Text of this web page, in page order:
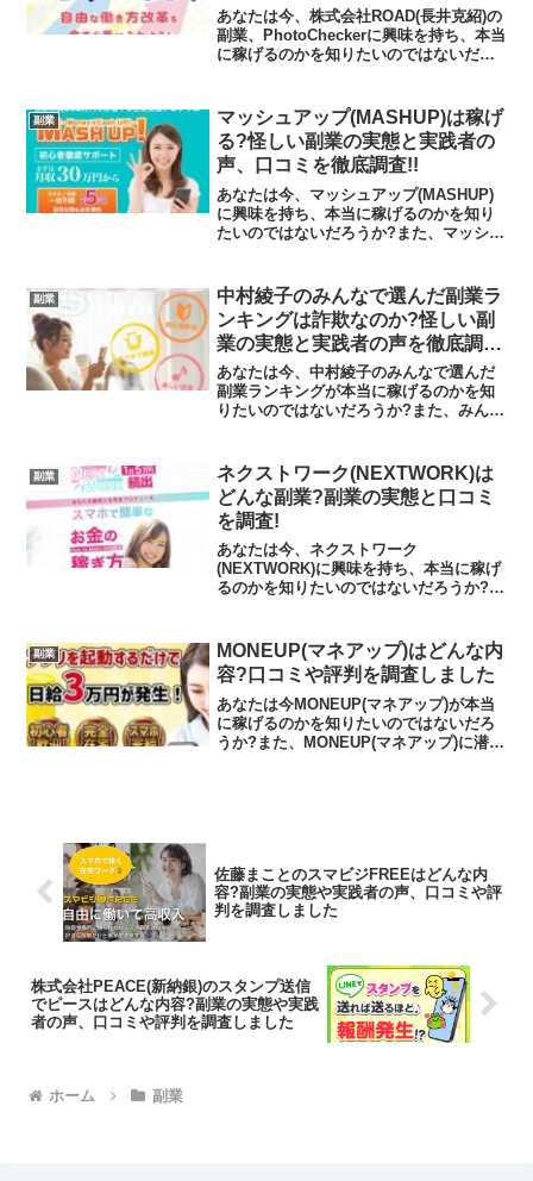
は?怪しい副業の実態や実践者の
声、口コミや評判を調査しました
あなたは今、株式会社ROAD(長井克紹)の
副業、PhotoCheckerに興味を持ち、本当
に稼げるのかを知りたいのではないだろ
しているのではないだろうか？答えを
言...
副業
マッシュアップ(MASHUP)は稼げ
る?怪しい副業の実態と実践者の
声、口コミを徹底調査!!
あなたは今、マッシュアップ(MASHUP)
に興味を持ち、本当に稼げるのかを知り
たいのではないだろうか?また、マッシュ
うか？答えを言うと、ラインを登録する
とよくわか...
副業
中村綾子のみんなで選んだ副業ラ
ンキングは詐欺なのか?怪しい副
業の実態と実践者の声を徹底調
査！
あなたは今、中村綾子のみんなで選んだ
副業ランキングが本当に稼げるのかを知
りたいのではないだろうか?また、みんな
いだろうか？答えを言うと、大きく稼げ
る可能性は低いといえま...
副業
ネクストワーク(NEXTWORK)は
どんな副業?副業の実態と口コミ
を調査!
あなたは今、ネクストワーク
(NEXTWORK)に興味を持ち、本当に稼げ
るのかを知りたいのではないだろうか?ま
のではないだろうか？答えを言うと、ラ
インを登録すると...
副業
MONEUP(マネアップ)はどんな内
容?口コミや評判を調査しました
あなたは今MONEUP(マネアップ)が本当
に稼げるのかを知りたいのではないだろ
うか?また、MONEUP(マネアップ)に潜む
佐藤まことのスマビジFREEはどんな内
容?副業の実態や実践者の声、口コミや評
判を調査しました
株式会社PEACE(新納銀)のスタンプ送信
でピースはどんな内容?副業の実態や実践
者の声、口コミや評判を調査しました
ホーム 副業